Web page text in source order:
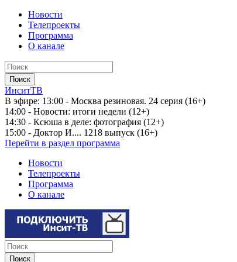
Новости
Телепроекты
Программа
О канале
ИнситТВ
В эфире: 13:00 - Москва резиновая. 24 серия (16+)
14:00 - Новости: итоги недели (12+)
14:30 - Ксюша в деле: фотография (12+)
15:00 - Доктор И.... 1218 выпуск (16+)
Перейти в раздел программа
Новости
Телепроекты
Программа
О канале